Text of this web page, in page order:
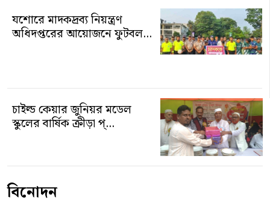
যশোরে মাদকদ্রব্য নিয়ন্ত্রণ
অধিদপ্তরের আয়োজনে ফুটবল...
চাইল্ড কেয়ার জুনিয়র মডেল
স্কুলের বার্ষিক ক্রীড়া প্...
বিনোদন